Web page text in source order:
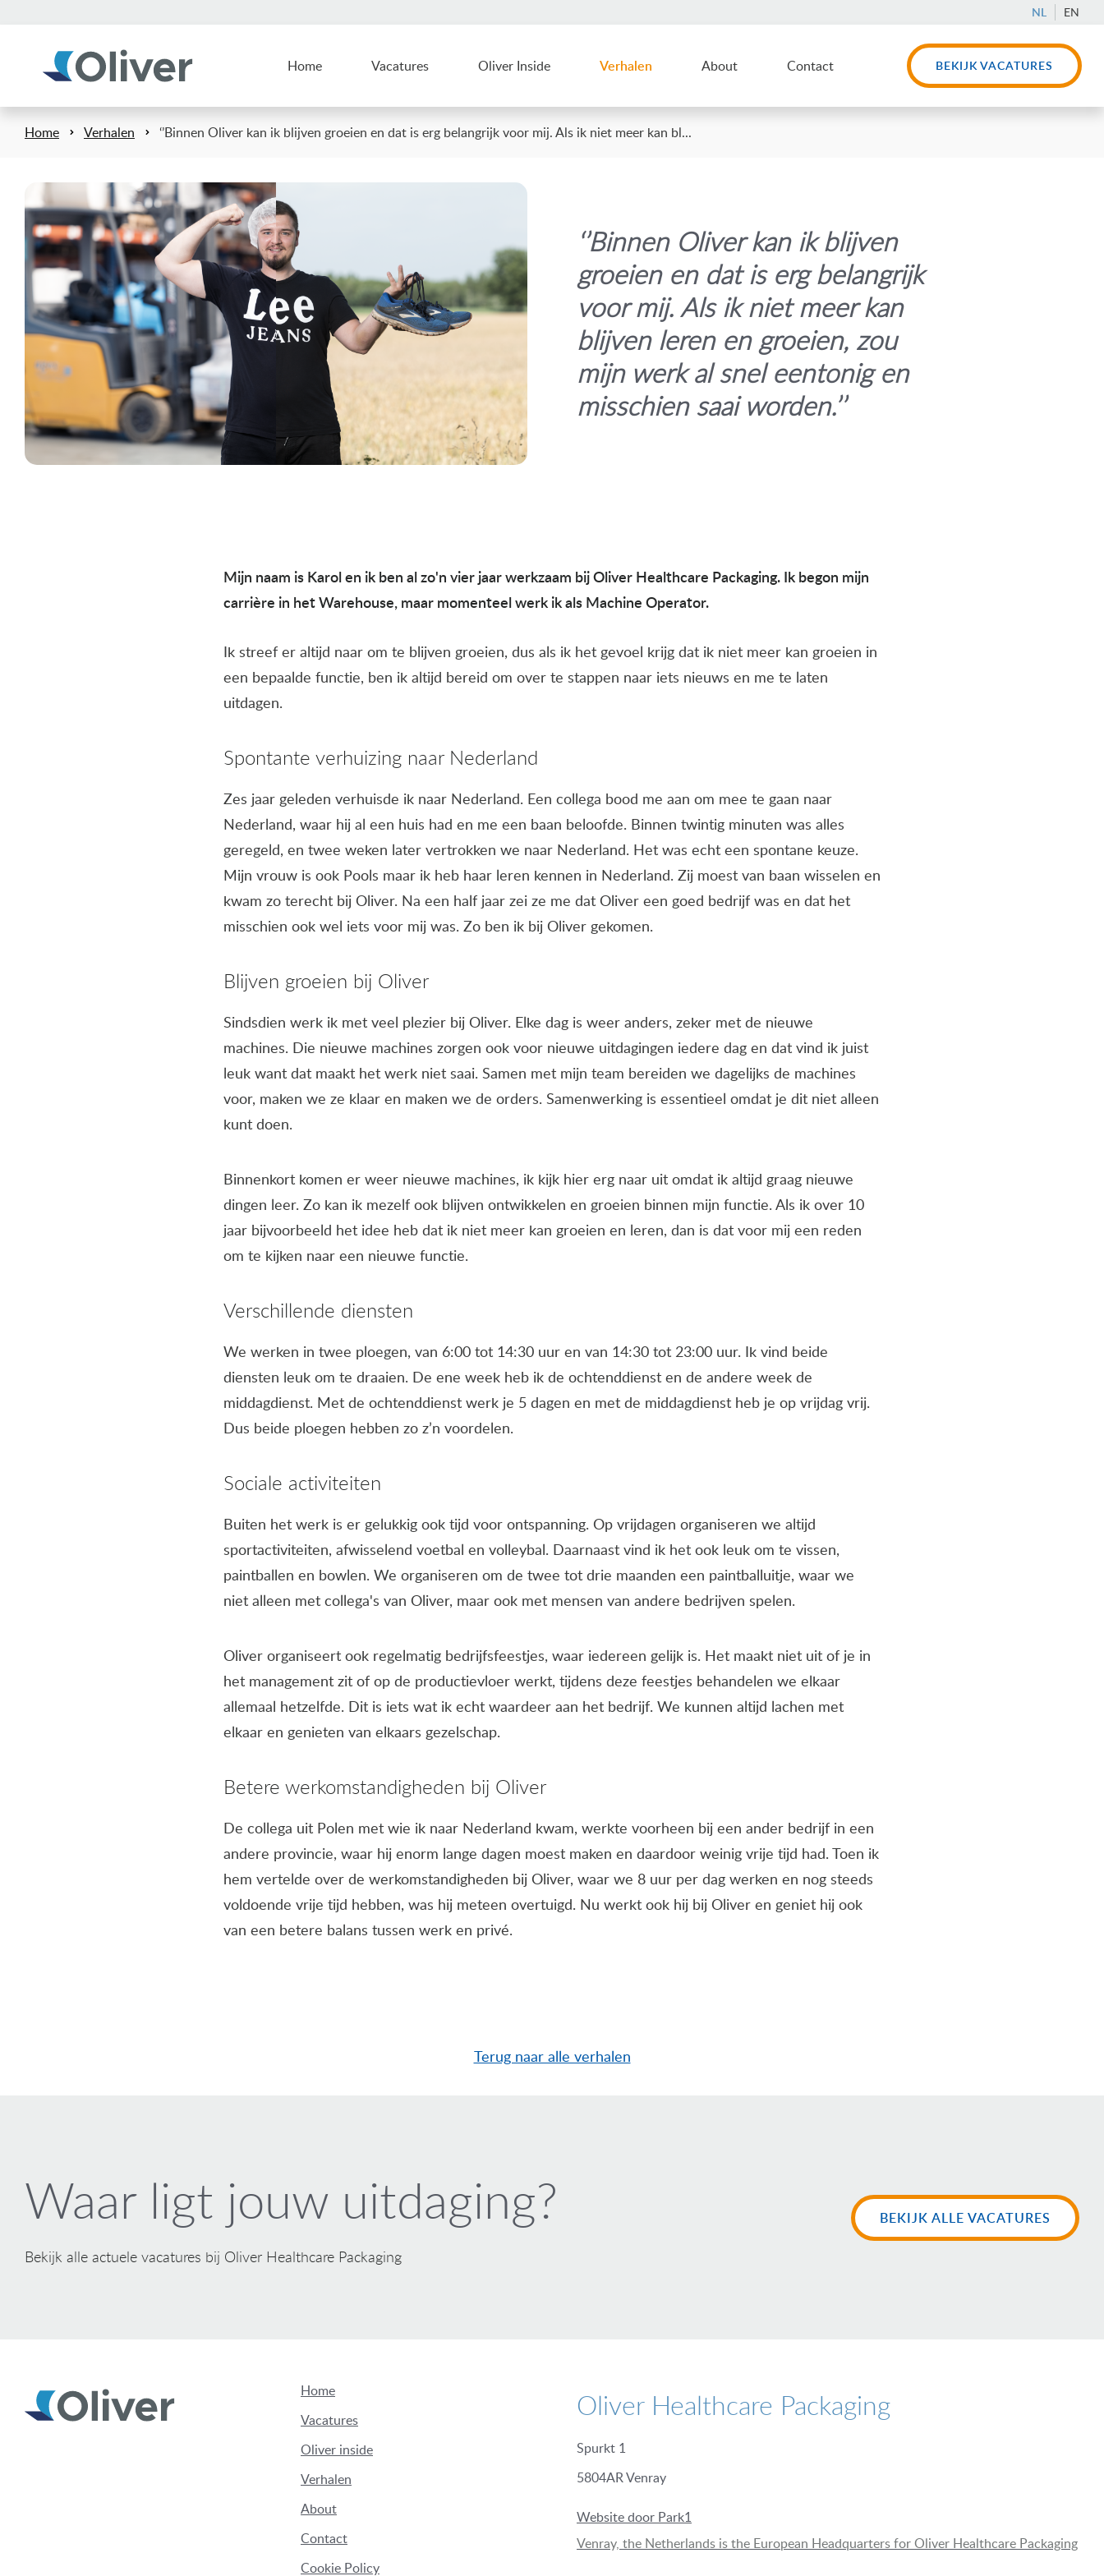
NL EN
Home Vacatures Oliver Inside Verhalen About Contact BEKIJK VACATURES
Home Verhalen ‘’Binnen Oliver kan ik blijven groeien en dat is erg belangrijk voor mij. Als ik niet meer kan bl...
‘’Binnen Oliver kan ik blijven
groeien en dat is erg belangrijk
voor mij. Als ik niet meer kan
blijven leren en groeien, zou
mijn werk al snel eentonig en
misschien saai worden.’’
Mijn naam is Karol en ik ben al zo'n vier jaar werkzaam bij Oliver Healthcare Packaging. Ik begon mijn
carrière in het Warehouse, maar momenteel werk ik als Machine Operator.
Ik streef er altijd naar om te blijven groeien, dus als ik het gevoel krijg dat ik niet meer kan groeien in
een bepaalde functie, ben ik altijd bereid om over te stappen naar iets nieuws en me te laten
uitdagen.
Spontante verhuizing naar Nederland
Zes jaar geleden verhuisde ik naar Nederland. Een collega bood me aan om mee te gaan naar
Nederland, waar hij al een huis had en me een baan beloofde. Binnen twintig minuten was alles
geregeld, en twee weken later vertrokken we naar Nederland. Het was echt een spontane keuze.
Mijn vrouw is ook Pools maar ik heb haar leren kennen in Nederland. Zij moest van baan wisselen en
kwam zo terecht bij Oliver. Na een half jaar zei ze me dat Oliver een goed bedrijf was en dat het
misschien ook wel iets voor mij was. Zo ben ik bij Oliver gekomen.
Blijven groeien bij Oliver
Sindsdien werk ik met veel plezier bij Oliver. Elke dag is weer anders, zeker met de nieuwe
machines. Die nieuwe machines zorgen ook voor nieuwe uitdagingen iedere dag en dat vind ik juist
leuk want dat maakt het werk niet saai. Samen met mijn team bereiden we dagelijks de machines
voor, maken we ze klaar en maken we de orders. Samenwerking is essentieel omdat je dit niet alleen
kunt doen.
Binnenkort komen er weer nieuwe machines, ik kijk hier erg naar uit omdat ik altijd graag nieuwe
dingen leer. Zo kan ik mezelf ook blijven ontwikkelen en groeien binnen mijn functie. Als ik over 10
jaar bijvoorbeeld het idee heb dat ik niet meer kan groeien en leren, dan is dat voor mij een reden
om te kijken naar een nieuwe functie.
Verschillende diensten
We werken in twee ploegen, van 6:00 tot 14:30 uur en van 14:30 tot 23:00 uur. Ik vind beide
diensten leuk om te draaien. De ene week heb ik de ochtenddienst en de andere week de
middagdienst. Met de ochtenddienst werk je 5 dagen en met de middagdienst heb je op vrijdag vrij.
Dus beide ploegen hebben zo z’n voordelen.
Sociale activiteiten
Buiten het werk is er gelukkig ook tijd voor ontspanning. Op vrijdagen organiseren we altijd
sportactiviteiten, afwisselend voetbal en volleybal. Daarnaast vind ik het ook leuk om te vissen,
paintballen en bowlen. We organiseren om de twee tot drie maanden een paintballuitje, waar we
niet alleen met collega's van Oliver, maar ook met mensen van andere bedrijven spelen.
Oliver organiseert ook regelmatig bedrijfsfeestjes, waar iedereen gelijk is. Het maakt niet uit of je in
het management zit of op de productievloer werkt, tijdens deze feestjes behandelen we elkaar
allemaal hetzelfde. Dit is iets wat ik echt waardeer aan het bedrijf. We kunnen altijd lachen met
elkaar en genieten van elkaars gezelschap.
Betere werkomstandigheden bij Oliver
De collega uit Polen met wie ik naar Nederland kwam, werkte voorheen bij een ander bedrijf in een
andere provincie, waar hij enorm lange dagen moest maken en daardoor weinig vrije tijd had. Toen ik
hem vertelde over de werkomstandigheden bij Oliver, waar we 8 uur per dag werken en nog steeds
voldoende vrije tijd hebben, was hij meteen overtuigd. Nu werkt ook hij bij Oliver en geniet hij ook
van een betere balans tussen werk en privé.
Terug naar alle verhalen
Waar ligt jouw uitdaging?
Bekijk alle actuele vacatures bij Oliver Healthcare Packaging
BEKIJK ALLE VACATURES
Home
Vacatures
Oliver inside
Verhalen
About
Contact
Cookie Policy
Oliver Healthcare Packaging
Spurkt 1
5804AR Venray
Website door Park1
Venray, the Netherlands is the European Headquarters for Oliver Healthcare Packaging